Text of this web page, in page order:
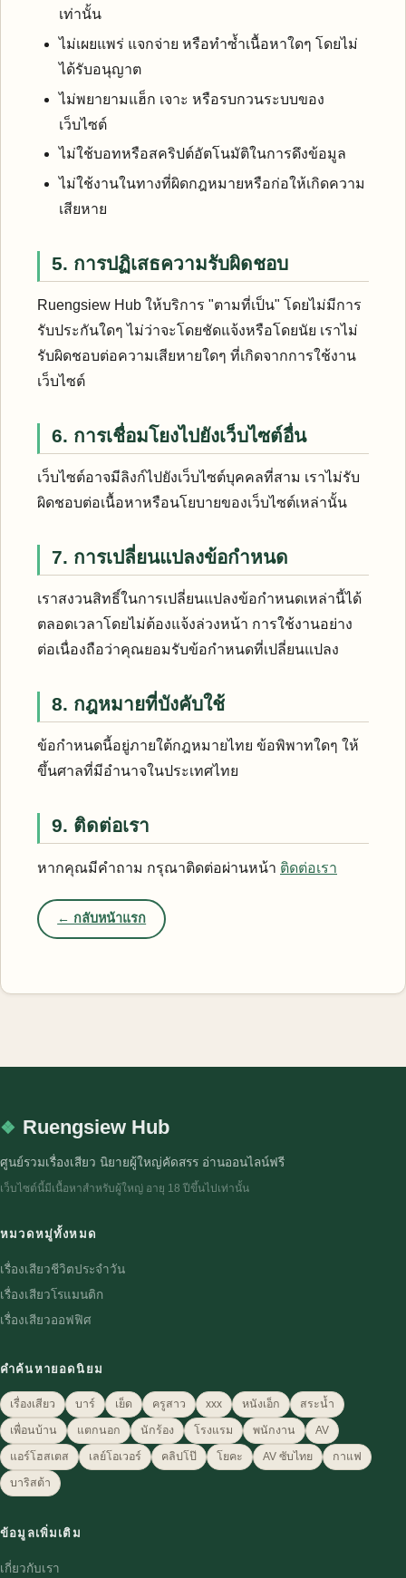
เท่านั้น
ไม่เผยแพร่ แจกจ่าย หรือทำซ้ำเนื้อหาใดๆ โดยไม่
ได้รับอนุญาต
ไม่พยายามแฮ็ก เจาะ หรือรบกวนระบบของ
เว็บไซต์
ไม่ใช้บอทหรือสคริปต์อัตโนมัติในการดึงข้อมูล
ไม่ใช้งานในทางที่ผิดกฎหมายหรือก่อให้เกิดความ
เสียหาย
5. การปฏิเสธความรับผิดชอบ
Ruengsiew Hub ให้บริการ "ตามที่เป็น" โดยไม่มีการ
รับประกันใดๆ ไม่ว่าจะโดยชัดแจ้งหรือโดยนัย เราไม่
รับผิดชอบต่อความเสียหายใดๆ ที่เกิดจากการใช้งาน
เว็บไซต์
6. การเชื่อมโยงไปยังเว็บไซต์อื่น
เว็บไซต์อาจมีลิงก์ไปยังเว็บไซต์บุคคลที่สาม เราไม่รับ
ผิดชอบต่อเนื้อหาหรือนโยบายของเว็บไซต์เหล่านั้น
7. การเปลี่ยนแปลงข้อกำหนด
เราสงวนสิทธิ์ในการเปลี่ยนแปลงข้อกำหนดเหล่านี้ได้
ตลอดเวลาโดยไม่ต้องแจ้งล่วงหน้า การใช้งานอย่าง
ต่อเนื่องถือว่าคุณยอมรับข้อกำหนดที่เปลี่ยนแปลง
8. กฎหมายที่บังคับใช้
ข้อกำหนดนี้อยู่ภายใต้กฎหมายไทย ข้อพิพาทใดๆ ให้
ขึ้นศาลที่มีอำนาจในประเทศไทย
9. ติดต่อเรา
หากคุณมีคำถาม กรุณาติดต่อผ่านหน้า ติดต่อเรา
← กลับหน้าแรก
Ruengsiew Hub
ศูนย์รวมเรื่องเสียว นิยายผู้ใหญ่คัดสรร อ่านออนไลน์ฟรี
เว็บไซต์นี้มีเนื้อหาสำหรับผู้ใหญ่ อายุ 18 ปีขึ้นไปเท่านั้น
หมวดหมู่ทั้งหมด
เรื่องเสียวชีวิตประจำวัน
เรื่องเสียวโรแมนติก
เรื่องเสียวออฟฟิศ
คำค้นหายอดนิยม
เรื่องเสียว บาร์ เย็ด ครูสาว xxx หนังเอ็ก สระน้ำ
เพื่อนบ้าน แตกนอก นักร้อง โรงแรม พนักงาน AV
แอร์โฮสเตส เลย์โอเวอร์ คลิปโป๊ โยคะ AV ซับไทย กาแฟ
บาริสต้า
ข้อมูลเพิ่มเติม
เกี่ยวกับเรา